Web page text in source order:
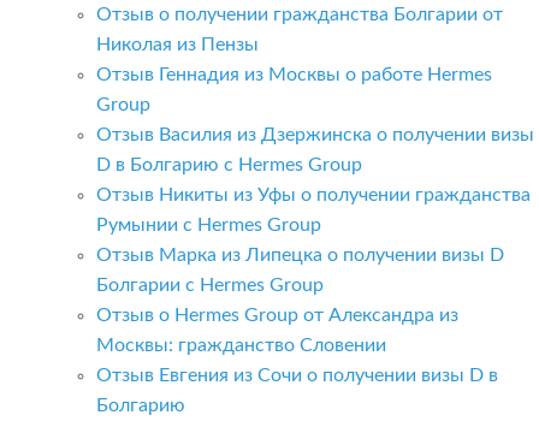
Отзыв о получении гражданства Болгарии от
Николая из Пензы
Отзыв Геннадия из Москвы о работе Hermes
Group
Отзыв Василия из Дзержинска о получении визы
D в Болгарию с Hermes Group
Отзыв Никиты из Уфы о получении гражданства
Румынии с Hermes Group
Отзыв Марка из Липецка о получении визы D
Болгарии с Hermes Group
Отзыв о Hermes Group от Александра из
Москвы: гражданство Словении
Отзыв Евгения из Сочи о получении визы D в
Болгарию